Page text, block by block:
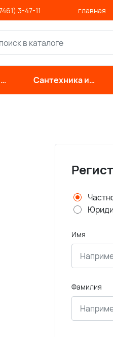
3-47-11 главная
Сантехника и
инженерные
Имя
Фамилия